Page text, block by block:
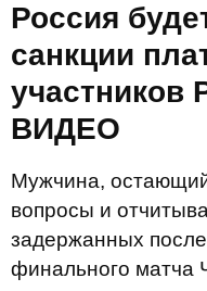
Россия
санкции
участников
ВИДЕО
Мужчина,
вопросы и
задержанных
финального матча